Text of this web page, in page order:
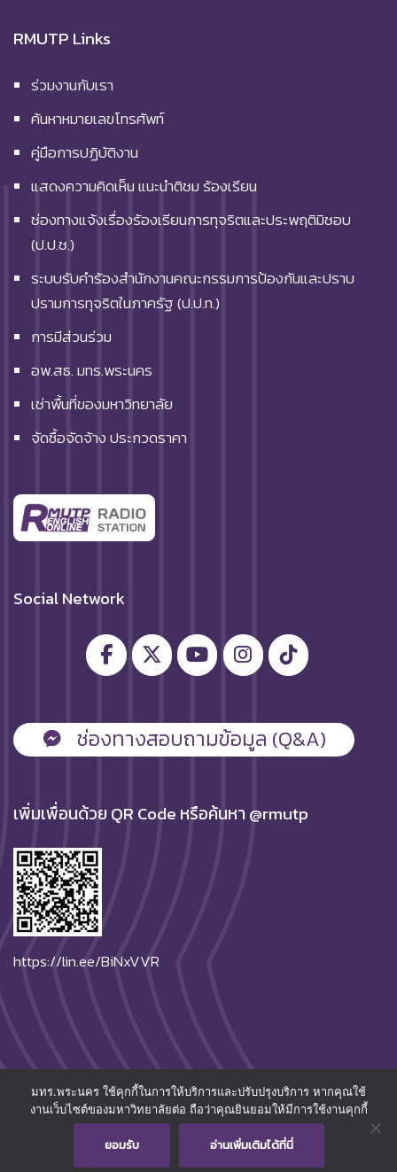
RMUTP Links
ร่วมงานกับเรา
ค้นหาหมายเลขโทรศัพท์
คู่มือการปฏิบัติงาน
แสดงความคิดเห็น แนะนำติชม ร้องเรียน
ช่องทางแจ้งเรื่องร้องเรียนการทุจริตและประพฤติมิชอบ
(ป.ป.ช.)
ระบบรับคำร้องสำนักงานคณะกรรมการป้องกันและปราบ
ปรามการทุจริตในภาครัฐ (ป.ป.ท.)
การมีส่วนร่วม
อพ.สธ. มทร.พระนคร
เช่าพื้นที่ของมหาวิทยาลัย
จัดซื้อจัดจ้าง ประกวดราคา
Social Network
ช่องทางสอบถามข้อมูล (Q&A)
เพิ่มเพื่อนด้วย QR Code หรือค้นหา @rmutp
https://lin.ee/BiNxVVR
© 2026Rajamangala University of Technology Phra
All Rights Reserved.
การคุ้มครองข้อมูลส่วนบุคคล
มทร.พระนคร ใช้คุกกี้ในการให้บริการและปรับปรุงบริการ หากคุณใช้
งานเว็บไซต์ของมหาวิทยาลัยต่อ ถือว่าคุณยินยอมให้มีการใช้งานคุกกี้
ยอมรับ อ่านเพิ่มเติมได้ที่นี่